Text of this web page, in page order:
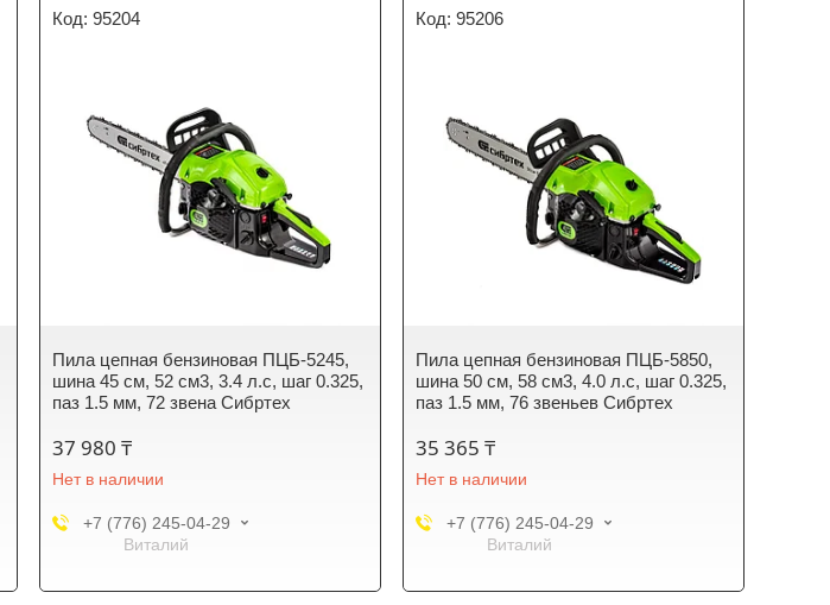
95204
Пила цепная бензиновая ПЦБ-5245,
шина 45 см, 52 см3, 3.4 л.с, шаг 0.325,
паз 1.5 мм, 72 звена Сибртех
37 980 ₸
Нет в наличии
+7 (776) 245-04-29
Виталий
95206
Пила цепная бензиновая ПЦБ-5850,
шина 50 см, 58 см3, 4.0 л.с, шаг 0.325,
паз 1.5 мм, 76 звеньев Сибртех
35 365 ₸
Нет в наличии
+7 (776) 245-04-29
Виталий